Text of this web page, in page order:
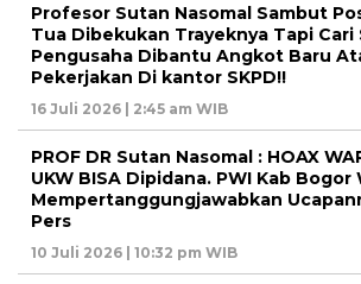
Profesor Sutan Nasomal Sambut
Tua Dibekukan Trayeknya Tapi Cari
Pengusaha Dibantu Angkot Baru
Pekerjakan Di kantor SKPD!!
16 Juli 2026 | 2:45 am WIB
PROF DR Sutan Nasomal : HOAX
UKW BISA Dipidana. PWI Kab Bogor
Mempertanggungjawabkan
Pers
10 Juli 2026 | 10:32 pm WIB